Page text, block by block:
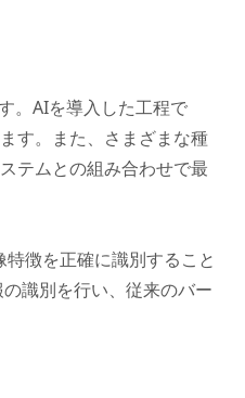
。AIを導入した工程で
す。また、さまざまな種
テムとの組み合わせで最
徴を正確に識別すること
識別を行い、従来のバー